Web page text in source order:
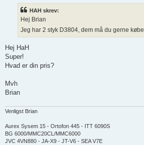
HAH skrev:
Hej Brian
Jeg har 2 styk D3804, dem må du gerne købe
Hej HaH
Super!
Hvad er din pris?
Mvh
Brian
Venligst Brian
Aurex Sysem 15 - Ortofon 445 - ITT 6090S
BG 6000/MMC20CL/MMC6000
JVC 4VN880 - JA-X9 - JT-V6 - SEA V7E